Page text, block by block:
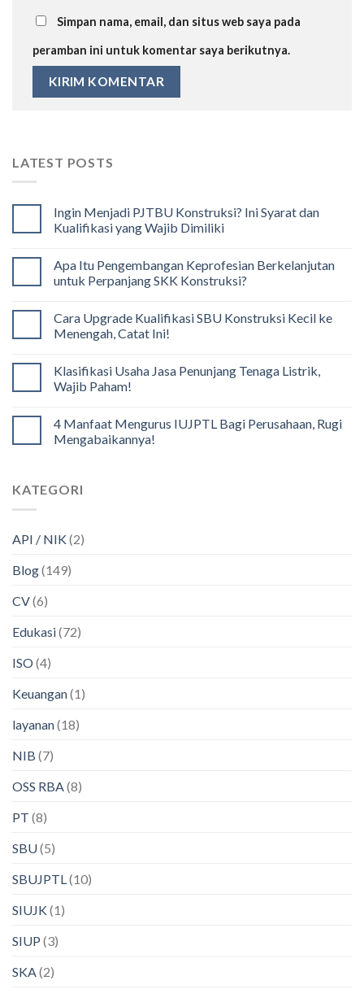
Simpan nama, email, dan situs web saya pada
peramban ini untuk komentar saya berikutnya.
LATEST POSTS
Ingin Menjadi PJTBU Konstruksi? Ini Syarat dan
Kualifikasi yang Wajib Dimiliki
Apa Itu Pengembangan Keprofesian Berkelanjutan
untuk Perpanjang SKK Konstruksi?
Cara Upgrade Kualifikasi SBU Konstruksi Kecil ke
Menengah, Catat Ini!
Klasifikasi Usaha Jasa Penunjang Tenaga Listrik,
Wajib Paham!
4 Manfaat Mengurus IUJPTL Bagi Perusahaan, Rugi
Mengabaikannya!
KATEGORI
API / NIK(2)
Blog(149)
CV(6)
Edukasi(72)
ISO(4)
Keuangan(1)
layanan(18)
NIB (7)
OSS RBA(8)
PT (8)
SBU(5)
SBUJPTL(10)
SIUJK(1)
SIUP (3)
SKA(2)